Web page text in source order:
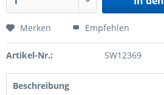
Merken Empfehlen
Artikel-Nr.: SW12369
Beschreibung